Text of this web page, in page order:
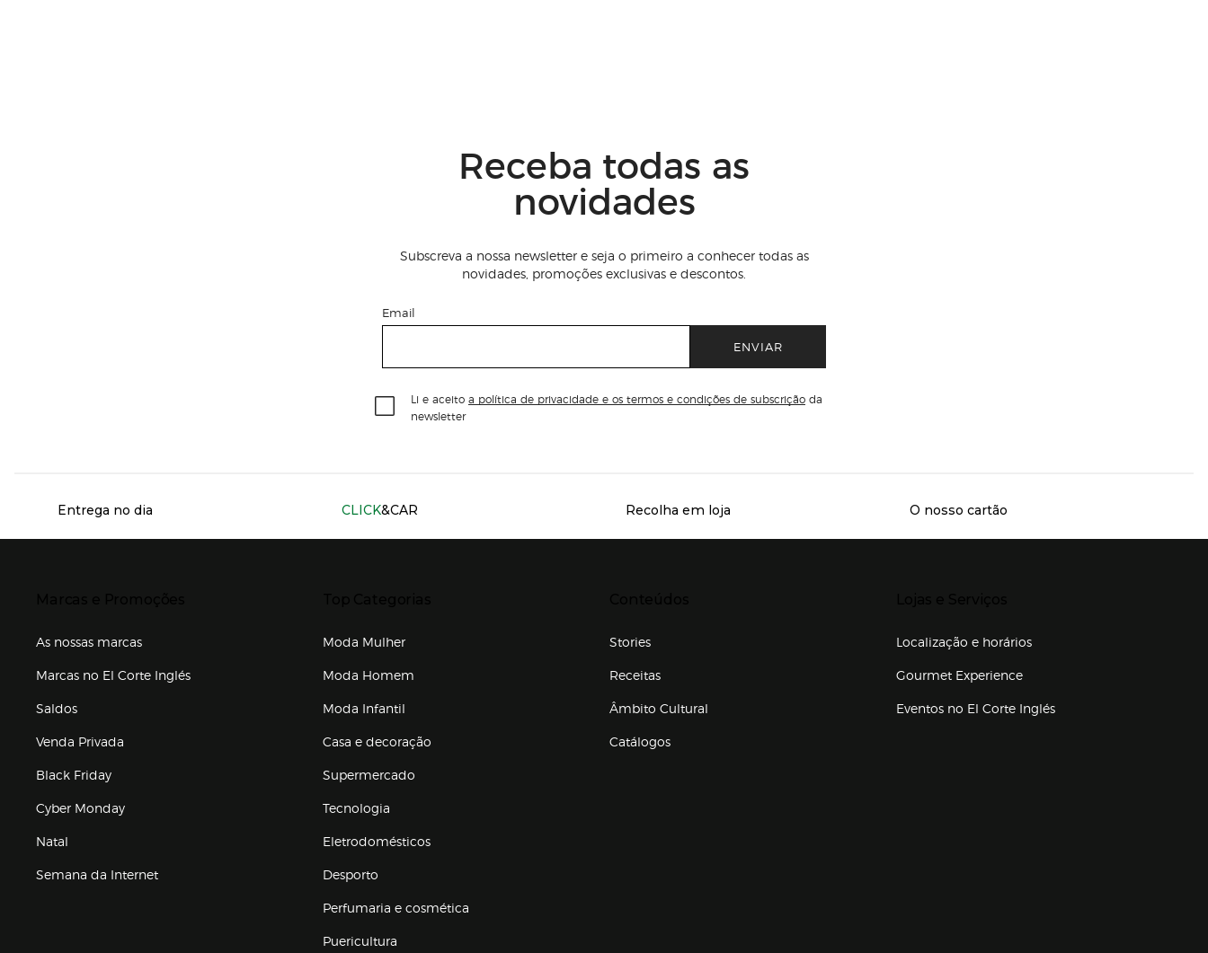
Receba todas as
novidades
Subscreva a nossa newsletter e seja o primeiro a conhecer todas as
novidades, promoções exclusivas e descontos.
Email
ENVIAR
Li e aceito a política de privacidade e os termos e condições de subscrição da
newsletter
Servicios destacados
Entrega no dia CLICK&CAR Recolha em loja O nosso cartão
As nossas marcas
Marcas no El Corte Inglés
Saldos
Venda Privada
Black Friday
Cyber Monday
Natal
Semana da Internet
Moda Mulher
Moda Homem
Moda Infantil
Casa e decoração
Supermercado
Tecnologia
Eletrodomésticos
Desporto
Perfumaria e cosmética
Puericultura
Stories
Receitas
Âmbito Cultural
Catálogos
Localização e horários
Gourmet Experience
Eventos no El Corte Inglés